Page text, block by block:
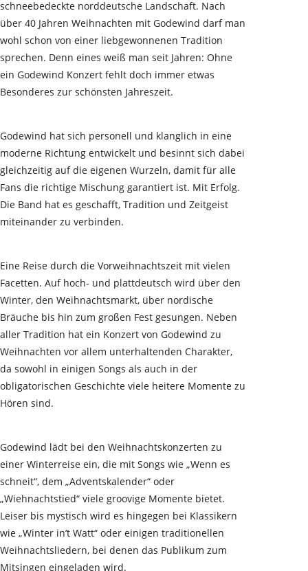
schneebedeckte norddeutsche Landschaft. Nach
über 40 Jahren Weihnachten mit Godewind darf man
wohl schon von einer liebgewonnenen Tradition
sprechen. Denn eines weiß man seit Jahren: Ohne
ein Godewind Konzert fehlt doch immer etwas
Besonderes zur schönsten Jahreszeit.
Godewind hat sich personell und klanglich in eine
moderne Richtung entwickelt und besinnt sich dabei
gleichzeitig auf die eigenen Wurzeln, damit für alle
Fans die richtige Mischung garantiert ist. Mit Erfolg.
Die Band hat es geschafft, Tradition und Zeitgeist
miteinander zu verbinden.
Eine Reise durch die Vorweihnachtszeit mit vielen
Facetten. Auf hoch- und plattdeutsch wird über den
Winter, den Weihnachtsmarkt, über nordische
Bräuche bis hin zum großen Fest gesungen. Neben
aller Tradition hat ein Konzert von Godewind zu
Weihnachten vor allem unterhaltenden Charakter,
da sowohl in einigen Songs als auch in der
obligatorischen Geschichte viele heitere Momente zu
Hören sind.
Godewind lädt bei den Weihnachtskonzerten zu
einer Winterreise ein, die mit Songs wie „Wenn es
schneit“, dem „Adventskalender“ oder
„Wiehnachtstied“ viele groovige Momente bietet.
Leiser bis mystisch wird es hingegen bei Klassikern
wie „Winter in’t Watt“ oder einigen traditionellen
Weihnachtsliedern, bei denen das Publikum zum
Mitsingen eingeladen wird.